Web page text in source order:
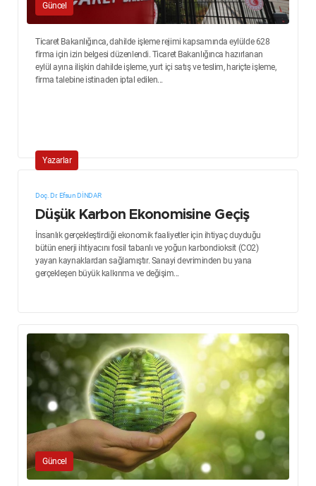
Güncel
Ticaret Bakanlığınca, dahilde işleme rejimi kapsamında eylülde 628
firma için izin belgesi düzenlendi. Ticaret Bakanlığınca hazırlanan
eylül ayına ilişkin dahilde işleme, yurt içi satış ve teslim, hariçte işleme,
firma talebine istinaden iptal edilen...
Yazarlar
Doç. Dr. Efsun DİNDAR
Düşük Karbon Ekonomisine Geçiş
İnsanlık gerçekleştirdiği ekonomik faaliyetler için ihtiyaç duyduğu
bütün enerji ihtiyacını fosil tabanlı ve yoğun karbondioksit (CO2)
yayan kaynaklardan sağlamıştır. Sanayi devriminden bu yana
gerçekleşen büyük kalkınma ve değişim...
Güncel